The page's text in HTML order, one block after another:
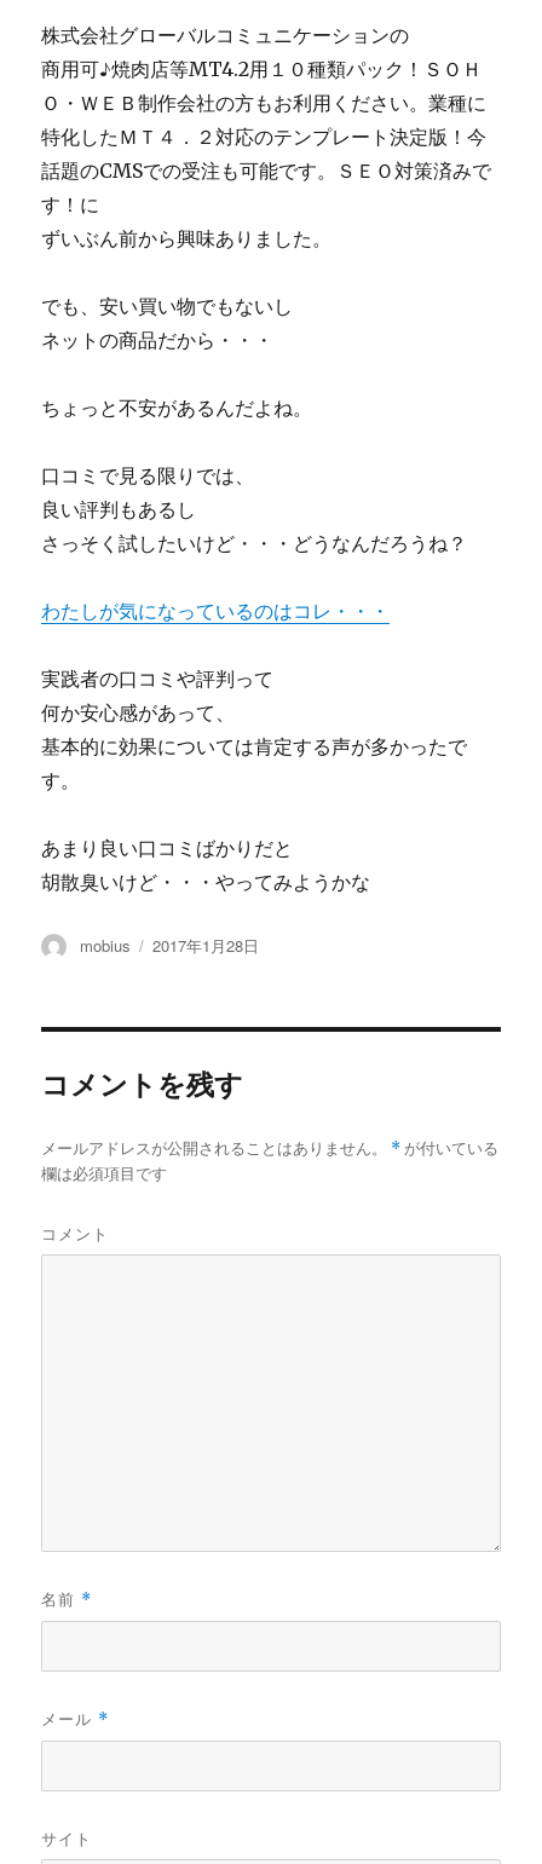
株式会社グローバルコミュニケーションの
商用可♪焼肉店等MT4.2用１０種類パック！ＳＯＨ
Ｏ・ＷＥＢ制作会社の方もお利用ください。業種に
特化したＭＴ４．２対応のテンプレート決定版！今
話題のCMSでの受注も可能です。ＳＥＯ対策済みで
す！に
ずいぶん前から興味ありました。
でも、安い買い物でもないし
ネットの商品だから・・・
ちょっと不安があるんだよね。
口コミで見る限りでは、
良い評判もあるし
さっそく試したいけど・・・どうなんだろうね？
わたしが気になっているのはコレ・・・
実践者の口コミや評判って
何か安心感があって、
基本的に効果については肯定する声が多かったで
す。
あまり良い口コミばかりだと
胡散臭いけど・・・やってみようかな
投
mobius
投
2017年1月28日
コメントを残す
メールアドレスが公開されることはありません。 * が付いている
欄は必須項目です
コメント
名前 *
メール *
サイト